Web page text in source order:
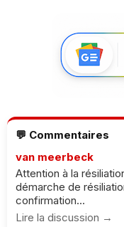
💬 Commentaires
van meerbeck
Attention à la
démarche de
confirmation...
Lire la discussion →